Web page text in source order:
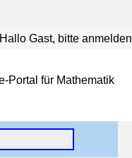
Hallo Gast, bitte anmelden